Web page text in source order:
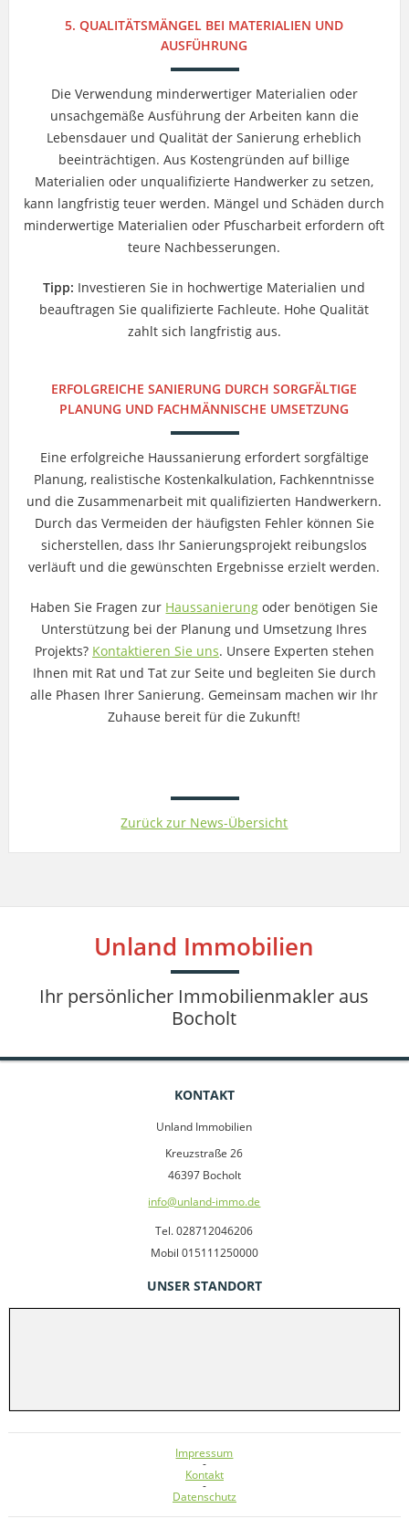
5. QUALITÄTSMÄNGEL BEI MATERIALIEN UND
AUSFÜHRUNG
Die Verwendung minderwertiger Materialien oder
unsachgemäße Ausführung der Arbeiten kann die
Lebensdauer und Qualität der Sanierung erheblich
beeinträchtigen. Aus Kostengründen auf billige
Materialien oder unqualifizierte Handwerker zu setzen,
kann langfristig teuer werden. Mängel und Schäden durch
minderwertige Materialien oder Pfuscharbeit erfordern oft
teure Nachbesserungen.
Tipp: Investieren Sie in hochwertige Materialien und
beauftragen Sie qualifizierte Fachleute. Hohe Qualität
zahlt sich langfristig aus.
ERFOLGREICHE SANIERUNG DURCH SORGFÄLTIGE
PLANUNG UND FACHMÄNNISCHE UMSETZUNG
Eine erfolgreiche Haussanierung erfordert sorgfältige
Planung, realistische Kostenkalkulation, Fachkenntnisse
und die Zusammenarbeit mit qualifizierten Handwerkern.
Durch das Vermeiden der häufigsten Fehler können Sie
sicherstellen, dass Ihr Sanierungsprojekt reibungslos
verläuft und die gewünschten Ergebnisse erzielt werden.
Haben Sie Fragen zur Haussanierung oder benötigen Sie
Unterstützung bei der Planung und Umsetzung Ihres
Projekts? Kontaktieren Sie uns. Unsere Experten stehen
Ihnen mit Rat und Tat zur Seite und begleiten Sie durch
alle Phasen Ihrer Sanierung. Gemeinsam machen wir Ihr
Zuhause bereit für die Zukunft!
Zurück zur News-Übersicht
Unland Immobilien
Ihr persönlicher Immobilienmakler aus
Bocholt
KONTAKT
Unland Immobilien
Kreuzstraße 26
46397 Bocholt
info@unland-immo.de
Tel. 028712046206
Mobil 015111250000
UNSER STANDORT
Impressum
-
Kontakt
-
Datenschutz